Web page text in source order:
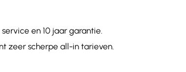
en 10 jaar garantie.
zeer scherpe all-in tarieven.